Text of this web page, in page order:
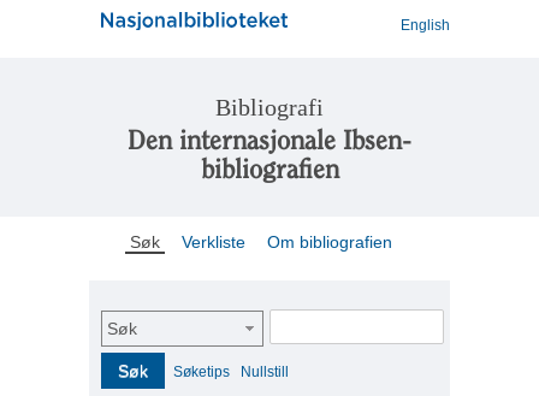
English
Bibliografi
Den internasjonale Ibsen-
bibliografien
Søk Verkliste Om bibliografien
Søk
Søk Søketips Nullstill